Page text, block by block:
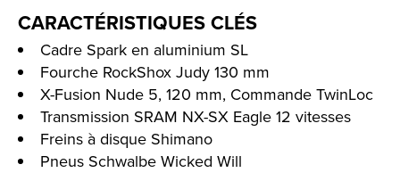
CARACTÉRISTIQUES CLÉS
Cadre Spark en aluminium SL
Fourche RockShox Judy 130 mm
X-Fusion Nude 5, 120 mm, Commande TwinLoc
Transmission SRAM NX-SX Eagle 12 vitesses
Freins à disque Shimano
Pneus Schwalbe Wicked Will